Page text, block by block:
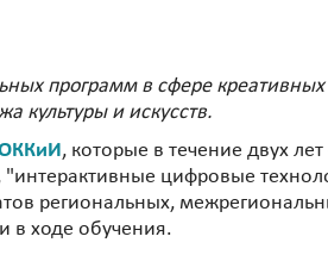
программ в сфере креативных
культуры и искусств.
, которые в течение двух
цифровые
региональных,
в ходе обучения.